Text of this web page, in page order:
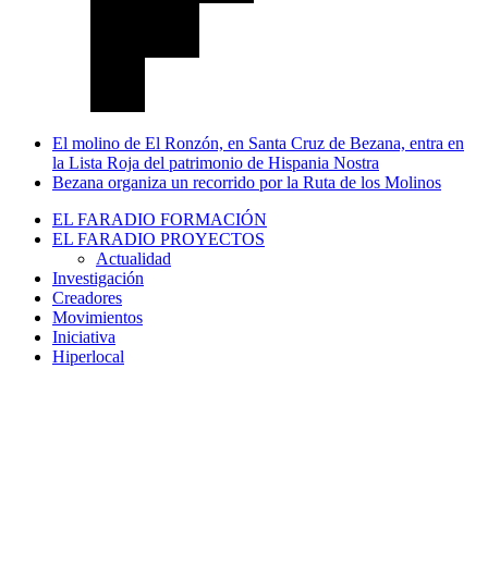
El molino de El Ronzón, en Santa Cruz de Bezana, entra en
la Lista Roja del patrimonio de Hispania Nostra
Bezana organiza un recorrido por la Ruta de los Molinos
EL FARADIO FORMACIÓN
EL FARADIO PROYECTOS
Actualidad
Investigación
Creadores
Movimientos
Iniciativa
Hiperlocal